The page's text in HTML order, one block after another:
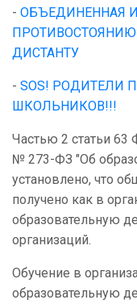
- ОБЪЕДИНЕННАЯ
ДИСТАНТУ
- SOS! РОДИТЕЛИ
ШКОЛЬНИКОВ!!!
Частью 2 статьи 63
№ 273-ФЗ "Об
установлено, что
получено как в
образовательную
организаций.
Обучение в
образовательную